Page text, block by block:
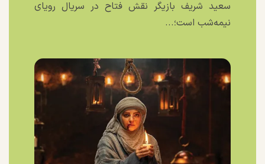
سعید شریف بازیگر نقش فتاح در سریال رویای
نیمه‌شب است؛...